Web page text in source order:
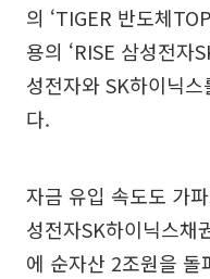
의 ‘TIGER 반도체
용의 ‘RISE 삼성전자
성전자와 SK하이닉
다.
자금 유입 속도도 가
성전자SK하이닉스채
에 순자산 2조원을